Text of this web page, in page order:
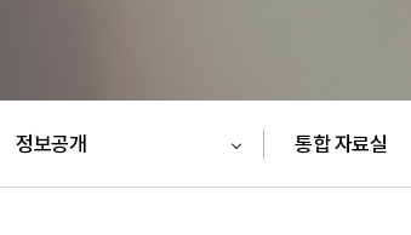
정보공개 통합 자료실